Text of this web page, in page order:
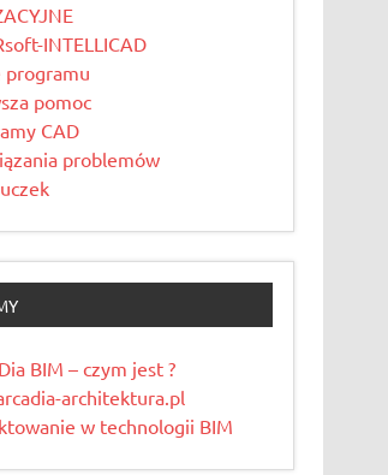
INTELLICAD
programu
pomoc
CAD
problemów
BIM – czym jest ?
architektura.pl
w technologii BIM